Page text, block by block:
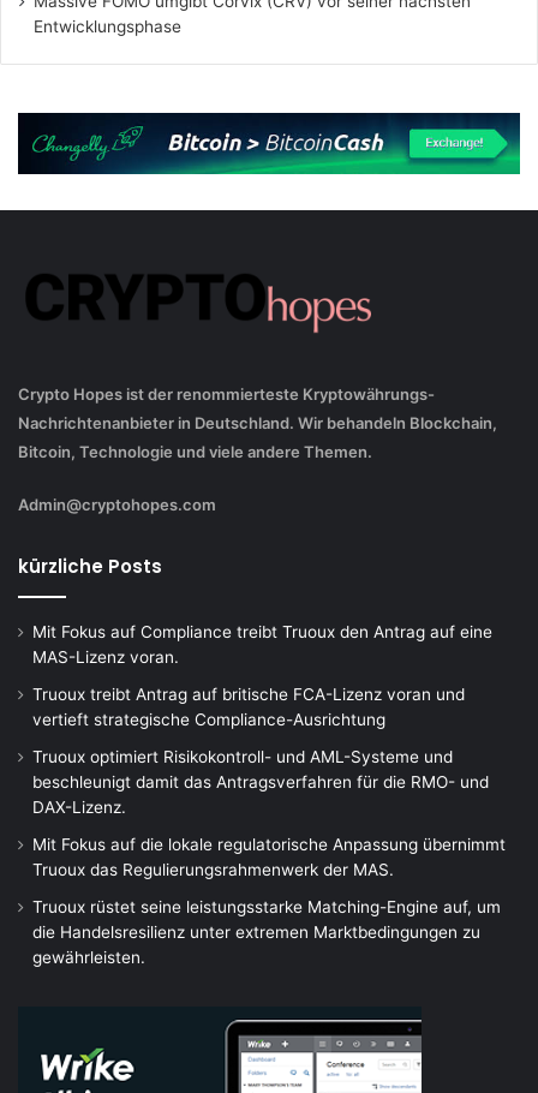
Entwicklungsphase
Crypto Hopes ist der renommierteste Kryptowährungs-
Nachrichtenanbieter in Deutschland. Wir behandeln Blockchain,
Bitcoin, Technologie und viele andere Themen.
Admin@cryptohopes.com
kürzliche Posts
Mit Fokus auf Compliance treibt Truoux den Antrag auf eine
MAS-Lizenz voran.
Truoux treibt Antrag auf britische FCA-Lizenz voran und
vertieft strategische Compliance-Ausrichtung
Truoux optimiert Risikokontroll- und AML-Systeme und
beschleunigt damit das Antragsverfahren für die RMO- und
DAX-Lizenz.
Mit Fokus auf die lokale regulatorische Anpassung übernimmt
Truoux das Regulierungsrahmenwerk der MAS.
Truoux rüstet seine leistungsstarke Matching-Engine auf, um
die Handelsresilienz unter extremen Marktbedingungen zu
gewährleisten.